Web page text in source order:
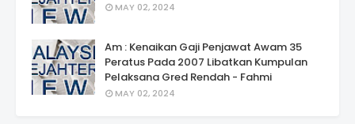
MAY 02, 2024
Am : Kenaikan Gaji Penjawat Awam 35
Peratus Pada 2007 Libatkan Kumpulan
Pelaksana Gred Rendah - Fahmi
MAY 02, 2024